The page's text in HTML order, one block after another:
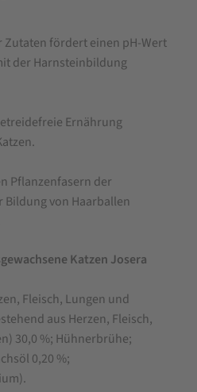
Zutaten fördert einen pH-Wert
der Harnsteinbildung
Ernährung
Pflanzenfasern der
Bildung von Haarballen
Katzen Josera
Fleisch, Lungen und
aus Herzen, Fleisch,
30,0 %; Hühnerbrühe;
0,20 %;